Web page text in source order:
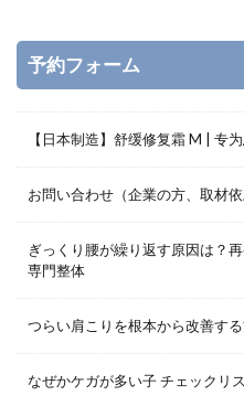
予約フォーム
【日本制造】舒缓修复霜 M | 专
お問い合わせ（企業の方、取材依
ぎっくり腰が繰り返す原因は？
専門整体
つらい肩こりを根本から改善す
なぜかケガが多い子 チェックリ